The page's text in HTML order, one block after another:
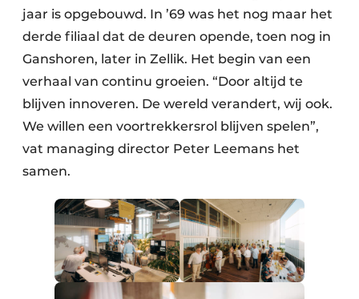
jaar is opgebouwd. In ’69 was het nog maar het
derde filiaal dat de deuren opende, toen nog in
Ganshoren, later in Zellik. Het begin van een
verhaal van continu groeien. “Door altijd te
blijven innoveren. De wereld verandert, wij ook.
We willen een voortrekkersrol blijven spelen”,
vat managing director Peter Leemans het
samen.